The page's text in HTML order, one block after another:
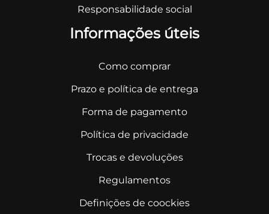
Responsabilidade social
Informações úteis
Como comprar
Prazo e política de entrega
Forma de pagamento
Política de privacidade
Trocas e devoluções
Regulamentos
Definições de coockies